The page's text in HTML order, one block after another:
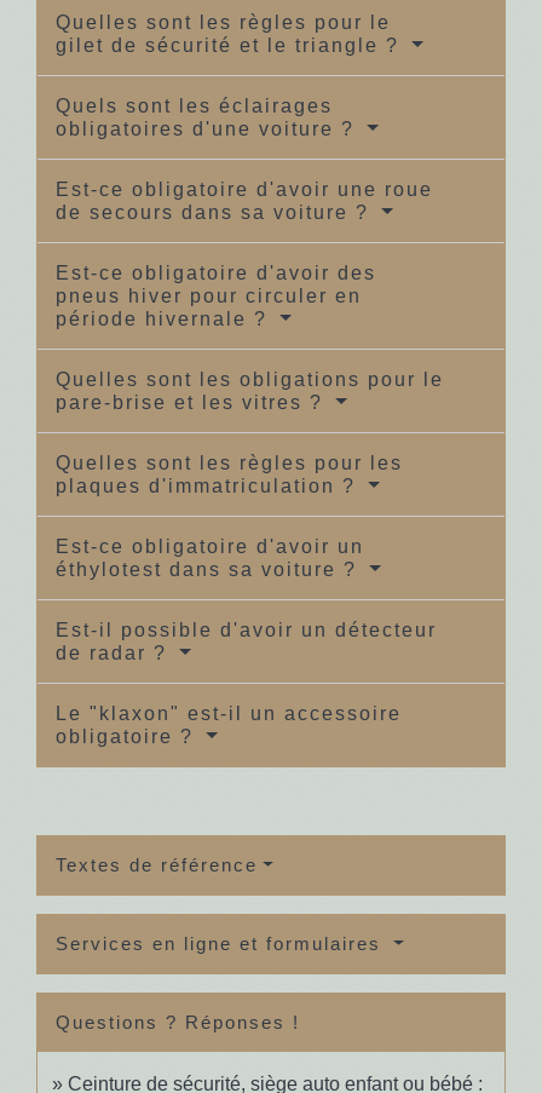
Quelles sont les règles pour le
gilet de sécurité et le triangle ?
Quels sont les éclairages
obligatoires d'une voiture ?
Est-ce obligatoire d'avoir une roue
de secours dans sa voiture ?
Est-ce obligatoire d'avoir des
pneus hiver pour circuler en
période hivernale ?
Quelles sont les obligations pour le
pare-brise et les vitres ?
Quelles sont les règles pour les
plaques d'immatriculation ?
Est-ce obligatoire d'avoir un
éthylotest dans sa voiture ?
Est-il possible d'avoir un détecteur
de radar ?
Le "klaxon" est-il un accessoire
obligatoire ?
Textes de référence
Services en ligne et formulaires
Questions ? Réponses !
Ceinture de sécurité, siège auto enfant ou bébé :